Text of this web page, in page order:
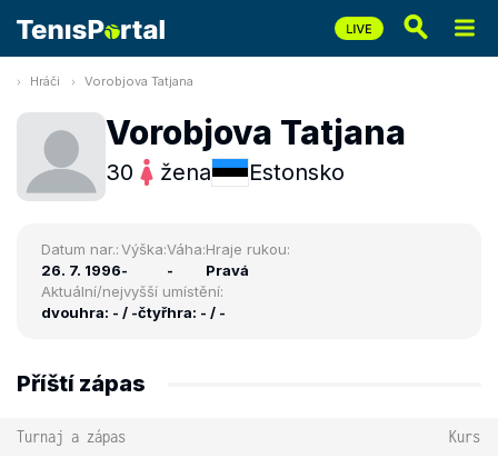
Hráči Vorobjova Tatjana
Vorobjova Tatjana
30 žena Estonsko
Datum nar.:
26. 7. 1996
Výška:
-
Váha:
-
Hraje rukou:
Pravá
Aktuální/nejvyšší umístění:
dvouhra: - / -čtyřhra: - / -
Příští zápas
Turnaj a zápas Kurs